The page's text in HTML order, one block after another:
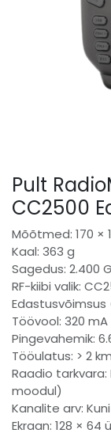
Pult
CC2500
Mõõtmed: 170 ×
Kaal: 363 g
Sagedus: 2.400
RF-kiibi valik:
Edastusvõimsus
Töövool: 320 mA
Pingevahemik:
Tööulatus: > 2
Raadio tarkvara:
moodul)
Kanalite arv:
Ekraan: 128 × 64